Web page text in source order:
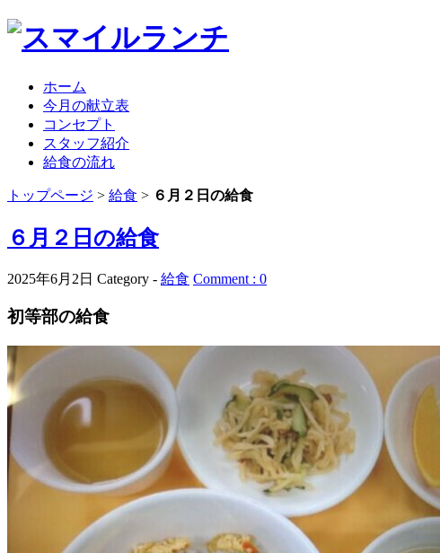
ホーム
今月の献立表
コンセプト
スタッフ紹介
給食の流れ
トップページ > 給食 > ６月２日の給食
６月２日の給食
2025年6月2日 Category - 給食 Comment : 0
初等部の給食